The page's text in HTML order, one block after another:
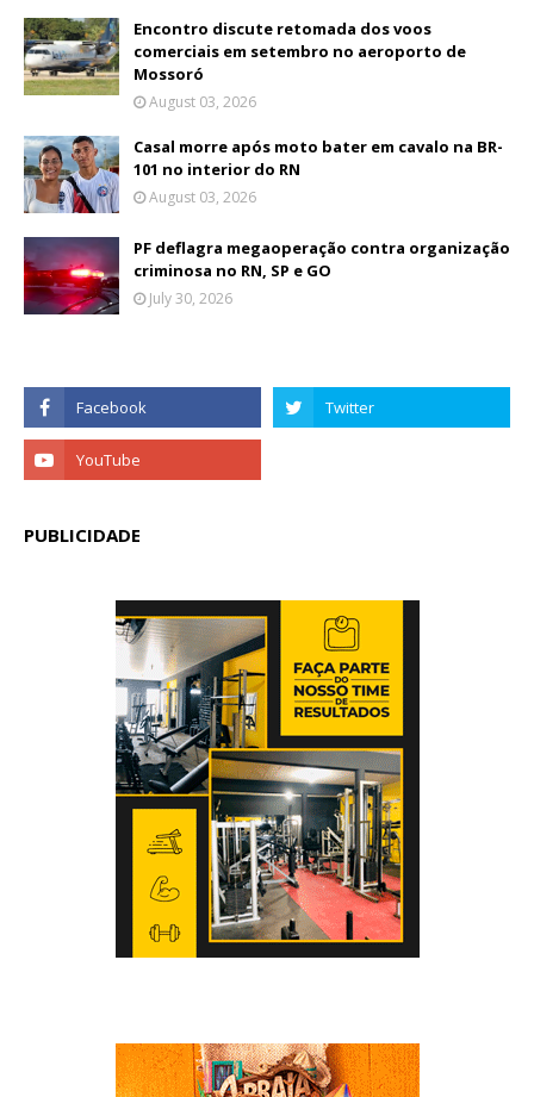
Encontro discute retomada dos voos
comerciais em setembro no aeroporto de
Mossoró
August 03, 2026
Casal morre após moto bater em cavalo na BR-
101 no interior do RN
August 03, 2026
PF deflagra megaoperação contra organização
criminosa no RN, SP e GO
July 30, 2026
PUBLICIDADE